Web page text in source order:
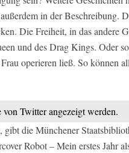
in der Beschreibung.
Die Freiheit, in das andere
und des Drag Kings. Oder
operieren ließ. So können
Twitter angezeigt werden.
die Münchener
Robot – Mein erstes Jahr